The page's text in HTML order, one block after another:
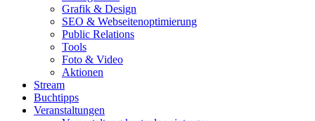
Grafik & Design
SEO & Webseitenoptimierung
Public Relations
Tools
Foto & Video
Aktionen
Stream
Buchtipps
Veranstaltungen